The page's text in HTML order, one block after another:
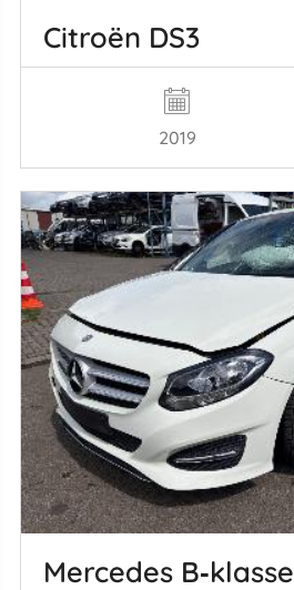
Citroën DS3
2019
Mercedes B‑klasse